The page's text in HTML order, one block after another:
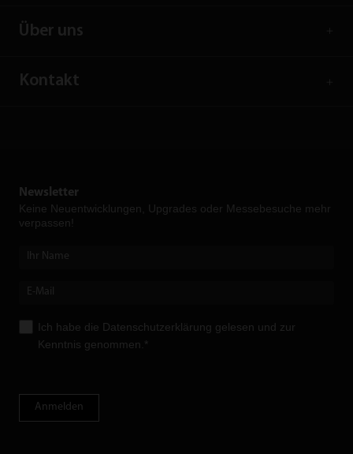
Über uns
Kontakt
Newsletter
Keine Neuent­wicklungen, Upgrades oder Messebesuche mehr
verpassen!
Ich habe die Datenschutzerklärung gelesen und zur
Kenntnis genommen.*
Anmelden